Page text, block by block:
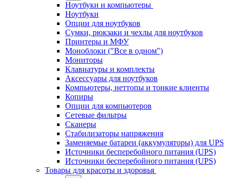
Ноутбуки и компьютеры
Ноутбуки
Опции для ноутбуков
Сумки, рюкзаки и чехлы для ноутбуков
Принтеры и МФУ
Моноблоки ("Все в одном")
Мониторы
Клавиатуры и комплекты
Аксессуары для ноутбуков
Компьютеры, неттопы и тонкие клиенты
Копиры
Опции для компьютеров
Сетевые фильтры
Сканеры
Стабилизаторы напряжения
Заменяемые батареи (аккумуляторы) для UPS
Источники бесперебойного питания (UPS)
Источники бесперебойного питания (UPS)
Товары для красоты и здоровья